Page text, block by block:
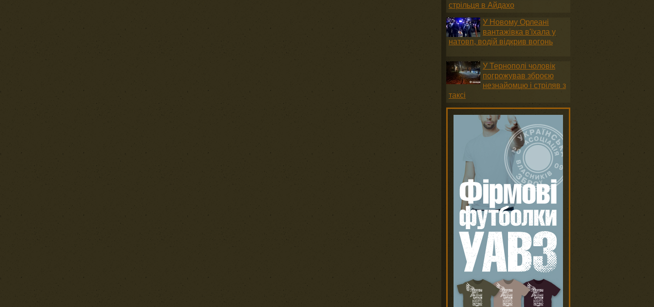
стрільця в Айдахо
У Новому Орлеані
вантажівка в'їхала у
натовп, водій відкрив вогонь
У Тернополі чоловік
погрожував зброєю
незнайомцю і стріляв з
таксі